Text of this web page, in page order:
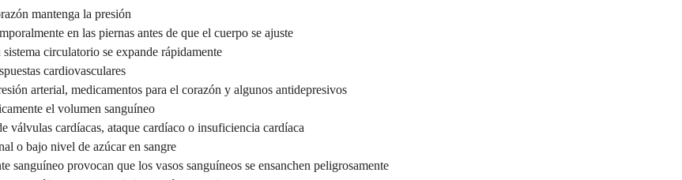
mantenga la presión
en las piernas antes de que el cuerpo se ajuste
circulatorio se expande rápidamente
cardiovasculares
arterial, medicamentos para el corazón y algunos antidepresivos
el volumen sanguíneo
válvulas cardíacas, ataque cardíaco o insuficiencia cardíaca
o bajo nivel de azúcar en sangre
provocan que los vasos sanguíneos se ensanchen peligrosamente